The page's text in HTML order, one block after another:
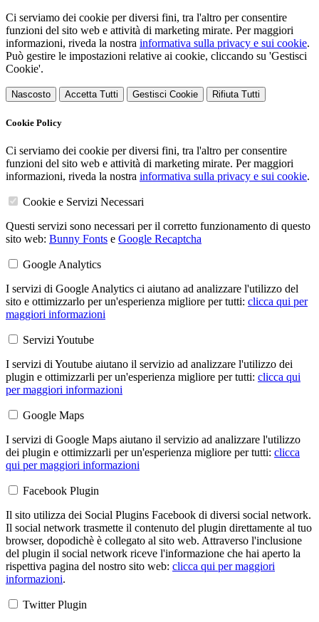
Ci serviamo dei cookie per diversi fini, tra l'altro per consentire
funzioni del sito web e attività di marketing mirate. Per maggiori
informazioni, riveda la nostra informativa sulla privacy e sui cookie.
Può gestire le impostazioni relative ai cookie, cliccando su 'Gestisci
Cookie'.
Nascosto Accetta Tutti Gestisci Cookie Rifiuta Tutti
Cookie Policy
Ci serviamo dei cookie per diversi fini, tra l'altro per consentire
funzioni del sito web e attività di marketing mirate. Per maggiori
informazioni, riveda la nostra informativa sulla privacy e sui cookie.
Cookie e Servizi Necessari
Questi servizi sono necessari per il corretto funzionamento di questo
sito web: Bunny Fonts e Google Recaptcha
Google Analytics
I servizi di Google Analytics ci aiutano ad analizzare l'utilizzo del
sito e ottimizzarlo per un'esperienza migliore per tutti: clicca qui per
maggiori informazioni
Servizi Youtube
I servizi di Youtube aiutano il servizio ad analizzare l'utilizzo dei
plugin e ottimizzarli per un'esperienza migliore per tutti: clicca qui
per maggiori informazioni
Google Maps
I servizi di Google Maps aiutano il servizio ad analizzare l'utilizzo
dei plugin e ottimizzarli per un'esperienza migliore per tutti: clicca
qui per maggiori informazioni
Facebook Plugin
Il sito utilizza dei Social Plugins Facebook di diversi social network.
Il social network trasmette il contenuto del plugin direttamente al tuo
browser, dopodichè è collegato al sito web. Attraverso l'inclusione
del plugin il social network riceve l'informazione che hai aperto la
rispettiva pagina del nostro sito web: clicca qui per maggiori
informazioni.
Twitter Plugin